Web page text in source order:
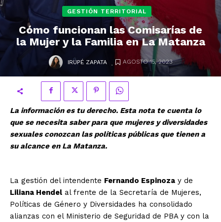
GESTIÓN TERRITORIAL
Cómo funcionan las Comisarías de
la Mujer y la Familia en La Matanza
IRUPÉ ZAPATA . AGOSTO 15, 2023
La información es tu derecho. Esta nota te cuenta lo
que se necesita saber para que mujeres y diversidades
sexuales conozcan las políticas públicas que tienen a
su alcance en La Matanza.
La gestión del intendente Fernando Espinoza y de
Liliana Hendel al frente de la Secretaría de Mujeres,
Políticas de Género y Diversidades ha consolidado
alianzas con el Ministerio de Seguridad de PBA y con la